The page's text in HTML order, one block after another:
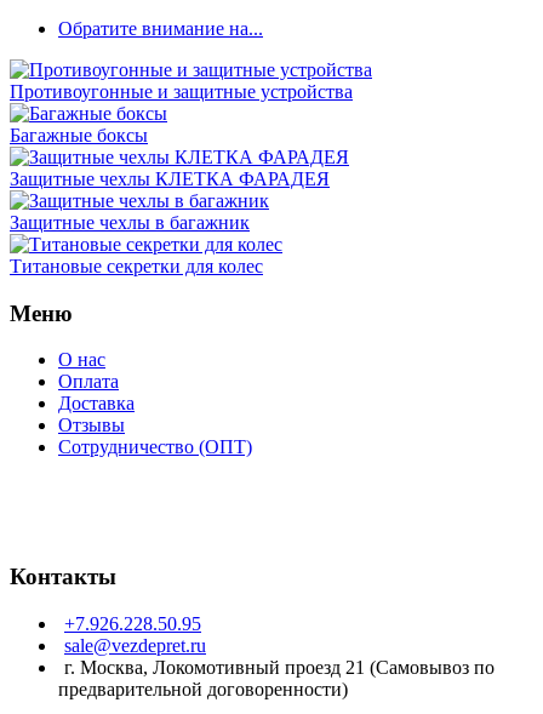
Обратите внимание на...
Противоугонные и защитные устройства
Багажные боксы
Защитные чехлы КЛЕТКА ФАРАДЕЯ
Защитные чехлы в багажник
Титановые секретки для колес
Меню
О нас
Оплата
Доставка
Отзывы
Сотрудничество (ОПТ)
Контакты
+7.926.228.50.95
sale@vezdepret.ru
г. Москва, Локомотивный проезд 21 (Самовывоз по
предварительной договоренности)